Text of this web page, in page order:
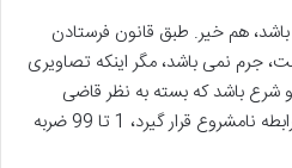
هم خیر. طبق قانون فرستادن
نمی باشد، مگر اینکه تصاویری
شرع باشد که بسته به نظر قاضی
حبس، جزای نقدی و اگر در زمره رابطه نامشروع قرار گیرد، 1 تا 99 ضربه